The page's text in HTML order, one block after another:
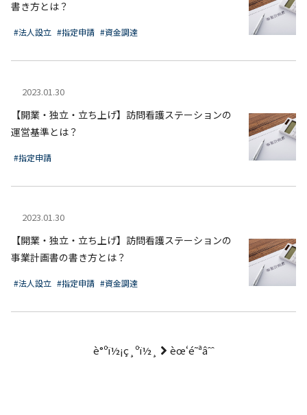
書き方とは？
#法人設立 #指定申請 #資金調達
2023.01.30
【開業・独立・立ち上げ】訪問看護ステーションの
運営基準とは？
#指定申請
2023.01.30
【開業・独立・立ち上げ】訪問看護ステーションの
事業計画書の書き方とは？
#法人設立 #指定申請 #資金調達